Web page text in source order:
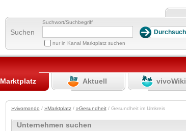
Suchen
Suchwort/Suchbegriff
nur in Kanal Marktplatz suchen
Marktplatz Aktuell vivoWiki
»vivomondo / »Marktplatz/ »Gesundheit/ Gesundheit im Umkreis
Unternehmen suchen